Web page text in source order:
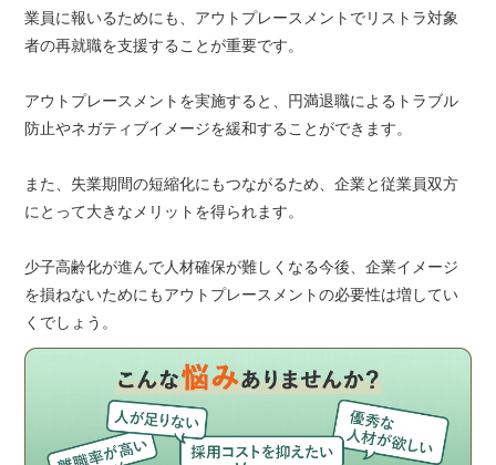
業員に報いるためにも、アウトプレースメントでリストラ対象
者の再就職を支援することが重要です。
アウトプレースメントを実施すると、円満退職によるトラブル
防止やネガティブイメージを緩和することができます。
また、失業期間の短縮化にもつながるため、企業と従業員双方
にとって大きなメリットを得られます。
少子高齢化が進んで人材確保が難しくなる今後、企業イメージ
を損ねないためにもアウトプレースメントの必要性は増してい
くでしょう。